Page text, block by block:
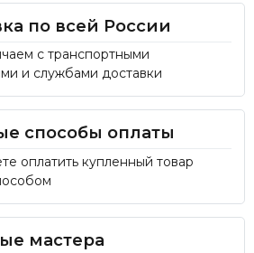
по всей России
с транспортными
и службами доставки
способы оплаты
оплатить купленный товар
мастера